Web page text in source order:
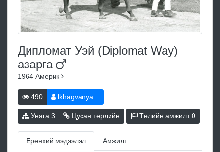
Дипломат Уэй (Diplomat Way)
азарга
1964 Америк
490 lkhagvanya...
Унага 3 Цусан төрлийн Төлийн амжилт0
Ерөнхий мэдээлэл Амжилт